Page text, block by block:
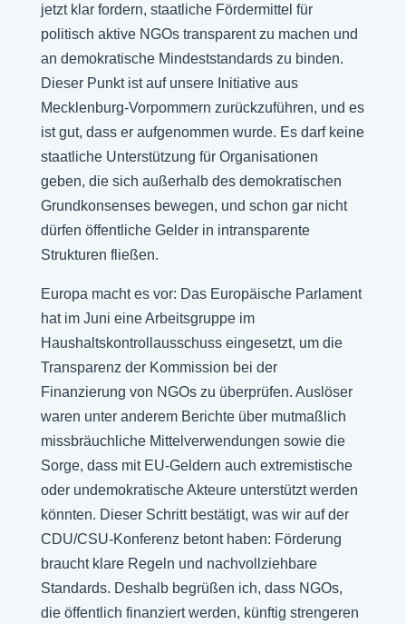
jetzt klar fordern, staatliche Fördermittel für
politisch aktive NGOs transparent zu machen und
an demokratische Mindeststandards zu binden.
Dieser Punkt ist auf unsere Initiative aus
Mecklenburg-Vorpommern zurückzuführen, und es
ist gut, dass er aufgenommen wurde. Es darf keine
staatliche Unterstützung für Organisationen
geben, die sich außerhalb des demokratischen
Grundkonsenses bewegen, und schon gar nicht
dürfen öffentliche Gelder in intransparente
Strukturen fließen.
Europa macht es vor: Das Europäische Parlament
hat im Juni eine Arbeitsgruppe im
Haushaltskontrollausschuss eingesetzt, um die
Transparenz der Kommission bei der
Finanzierung von NGOs zu überprüfen. Auslöser
waren unter anderem Berichte über mutmaßlich
missbräuchliche Mittelverwendungen sowie die
Sorge, dass mit EU-Geldern auch extremistische
oder undemokratische Akteure unterstützt werden
könnten. Dieser Schritt bestätigt, was wir auf der
CDU/CSU-Konferenz betont haben: Förderung
braucht klare Regeln und nachvollziehbare
Standards. Deshalb begrüßen ich, dass NGOs,
die öffentlich finanziert werden, künftig strengeren